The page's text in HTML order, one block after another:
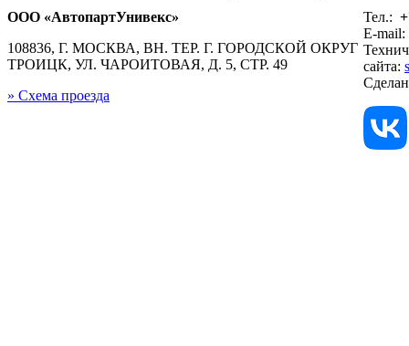
ООО «АвтопартУнивекс»
108836, Г. МОСКВА, ВН. ТЕР. Г. ГОРОДСКОЙ ОКРУГ
ТРОИЦК, УЛ. ЧАРОИТОВАЯ, Д. 5, СТР. 49
» Схема проезда
Тел.:
E-mail:
сайта: